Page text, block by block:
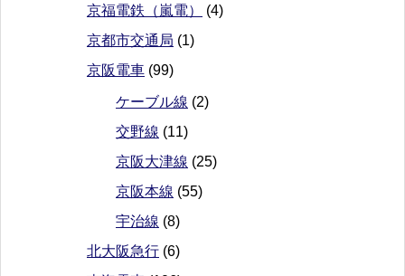
京福電鉄（嵐電）
(4)
京都市交通局 (1)
京阪電車 (99)
ケーブル線 (2)
交野線 (11)
京阪大津線 (25)
京阪本線 (55)
宇治線 (8)
北大阪急行 (6)